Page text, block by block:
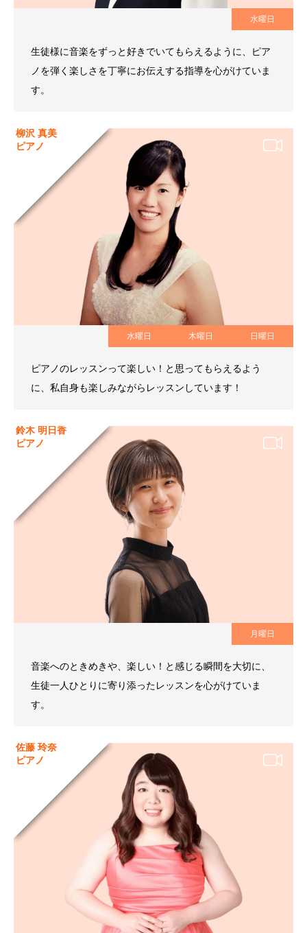
水曜日
生徒様に音楽をずっと好きでいてもらえるように、ピア
ノを弾く楽しさを丁寧にお伝えする指導を心がけていま
す。
柳沢 真美
ピアノ
日曜日
木曜日
水曜日
ピアノのレッスンって楽しい！と思ってもらえるよう
に、私自身も楽しみながらレッスンしています！
鈴木 明日香
ピアノ
月曜日
音楽へのときめきや、楽しい！と感じる瞬間を大切に、
生徒一人ひとりに寄り添ったレッスンを心がけていま
す。
佐藤 玲奈
ピアノ